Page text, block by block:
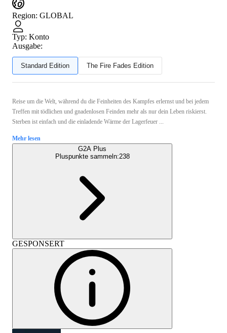
Region: GLOBAL
Typ: Konto
Ausgabe:
Standard Edition The Fire Fades Edition
Reise um die Welt, während du die Feinheiten des Kampfes erlernst und bei jedem
Treffen mit tödlichen und gnadenlosen Feinden mehr als nur dein Leben riskierst.
Sterben ist einfach und die einladende Wärme der Lagerfeuer ...
Mehr lesen
G2A Plus
Pluspunkte sammeln:238
GESPONSERT